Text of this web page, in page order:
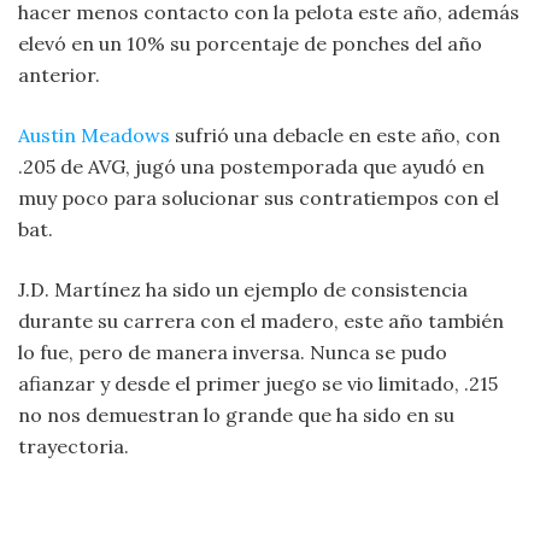
hacer menos contacto con la pelota este año, además
elevó en un 10% su porcentaje de ponches del año
anterior.
Austin Meadows sufrió una debacle en este año, con
.205 de AVG, jugó una postemporada que ayudó en
muy poco para solucionar sus contratiempos con el
bat.
J.D. Martínez ha sido un ejemplo de consistencia
durante su carrera con el madero, este año también
lo fue, pero de manera inversa. Nunca se pudo
afianzar y desde el primer juego se vio limitado, .215
no nos demuestran lo grande que ha sido en su
trayectoria.